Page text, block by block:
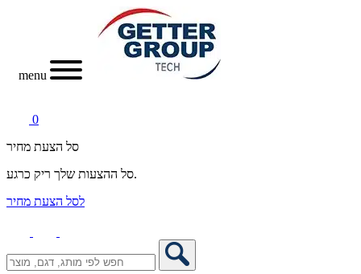
menu
0
סל הצעת מחיר
סל ההצעות שלך ריק כרגע.
לסל הצעת מחיר